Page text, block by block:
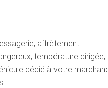
affrètement.
température
dédié à votre